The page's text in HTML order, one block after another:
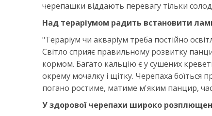
черепашки віддають перевагу тільки
Над тераріумом радить встановити
"Тераріум чи акваріум треба постійно
Світло сприяє правильному розвитку
кормом. Багато кальцію є у сушених
окрему мочалку і щітку. Черепаха боїться
погано ростиме, матиме м'яким панцир,
У здорової черепахи широко